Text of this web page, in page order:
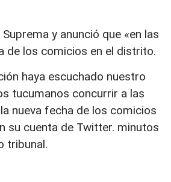
y anunció que «en las
de los comicios en el distrito.
haya escuchado nuestro
tucumanos concurrir a las
nueva fecha de los comicios
su cuenta de Twitter. minutos
tribunal.